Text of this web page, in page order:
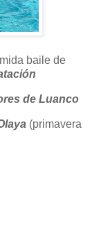
baile de
de Luanco
(primavera